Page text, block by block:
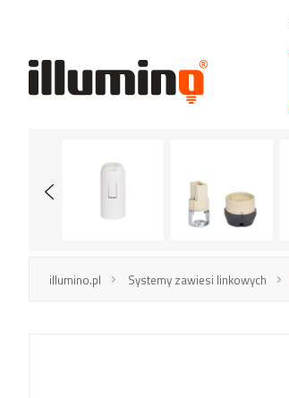
illumino.pl Systemy zawiesi linkowych